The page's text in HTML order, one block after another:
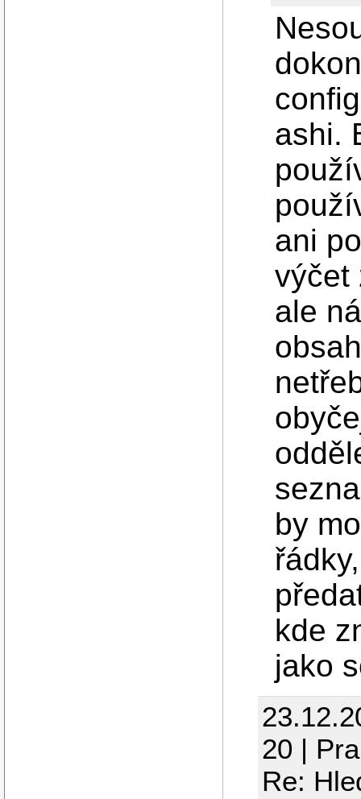
ashi.
ani
výčet
ale
by
kde
jako
20 |
Re: